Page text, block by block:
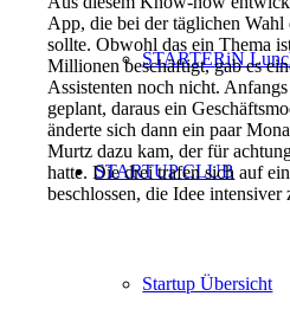
STARTERiN
STARTUP CLUB
Startup Übersicht
App, die bei der täglichen
sollte. Obwohl das ein Thema
Millionen beschäftigt, gab es
Assistenten noch nicht.
geplant, daraus ein
änderte sich dann ein paar
Murtz dazu kam, der für
hatte. Die drei trafen sich auf
beschlossen, die Idee intensiver